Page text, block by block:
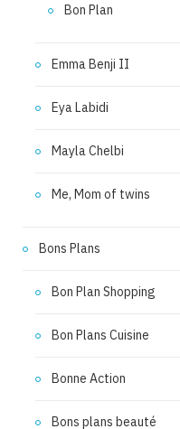
Bon Plan
Emma Benji II
Eya Labidi
Mayla Chelbi
Me, Mom of twins
Bons Plans
Bon Plan Shopping
Bon Plans Cuisine
Bonne Action
Bons plans beauté